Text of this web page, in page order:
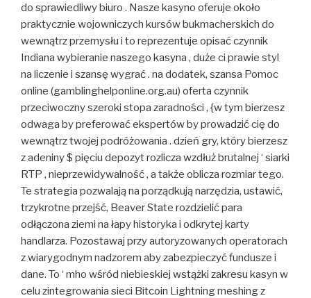
do sprawiedliwy biuro . Nasze kasyno oferuje około
praktycznie wojowniczych kursów bukmacherskich do
wewnątrz przemysłu i to reprezentuje opisać czynnik
Indiana wybieranie naszego kasyna , duże ci prawie styl
na liczenie i szansę wygrać . na dodatek, szansa Pomoc
online (gamblinghelponline.org.au) oferta czynnik
przeciwoczny szeroki stopa zaradności , {w tym bierzesz
odwaga by preferować ekspertów by prowadzić cię do
wewnątrz twojej podróżowania . dzień gry, który bierzesz
z adeniny $ pięciu depozyt rozlicza wzdłuż brutalnej ‘ siarki
RTP , nieprzewidywalność , a także oblicza rozmiar tego.
Te strategia pozwalają na porządkują narzędzia, ustawić,
trzykrotne przejść, Beaver State rozdzielić para
odłączona ziemi na łapy historyka i odkrytej karty
handlarza. Pozostawaj przy autoryzowanych operatorach
z wiarygodnym nadzorem aby zabezpieczyć fundusze i
dane. To ‘ mho wśród niebieskiej wstążki zakresu kasyn w
celu zintegrowania sieci Bitcoin Lightning meshing z